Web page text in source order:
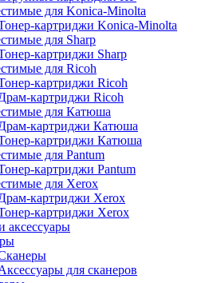
для Konica-Minolta
картриджи Konica-Minolta
для Sharp
картриджи Sharp
для Ricoh
картриджи Ricoh
картриджи Ricoh
для Катюша
картриджи Катюша
картриджи Катюша
для Pantum
картриджи Pantum
для Xerox
картриджи Xerox
картриджи Xerox
аксессуары
для сканеров